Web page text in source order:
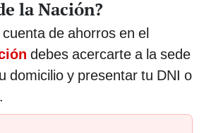
la Nación?
de ahorros en el
debes acercarte a la sede
domicilio y presentar tu DNI o